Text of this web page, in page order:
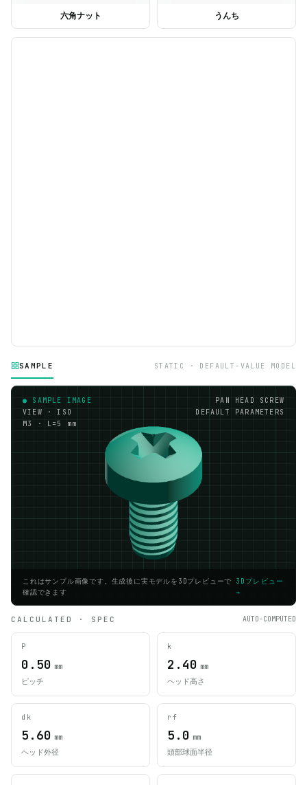
SAMPLE STATIC · DEFAULT-VALUE MODEL
● SAMPLE IMAGE
VIEW · ISO
M3 · L=5 mm
PAN HEAD SCREW
DEFAULT PARAMETERS
これはサンプル画像です。生成後に実モデルを3Dプレビューで
確認できます
3Dプレビュー
→
CALCULATED · SPEC AUTO-COMPUTED
P
0.50 mm
ピッチ
k
2.40 mm
ヘッド高さ
dk
5.60 mm
ヘッド外径
rf
5.0 mm
頭部球面半径
六角ナット うんち